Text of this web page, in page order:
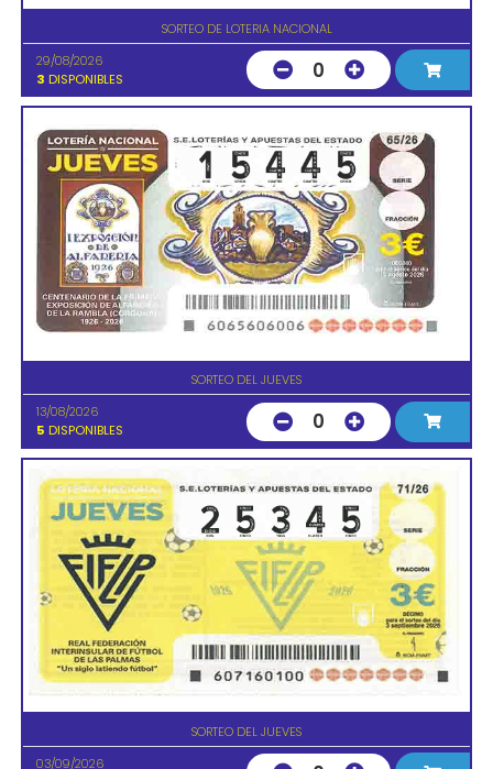
SORTEO DE LOTERIA NACIONAL
29/08/2026
3 DISPONIBLES 0
SORTEO DEL JUEVES
13/08/2026
5 DISPONIBLES 0
SORTEO DEL JUEVES
03/09/2026